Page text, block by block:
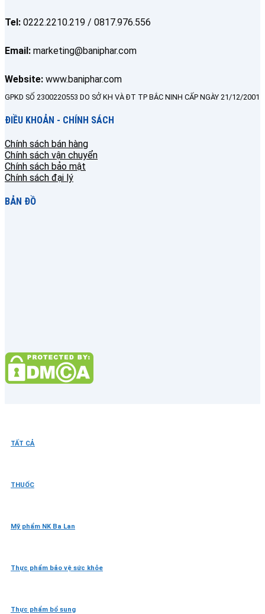
Tel: 0222.2210.219 / 0817.976.556
Email: marketing@baniphar.com
Website: www.baniphar.com
GPKD SỐ 2300220553 DO SỞ KH VÀ ĐT TP BẮC NINH CẤP NGÀY 21/12/2001
ĐIỀU KHOẢN - CHÍNH SÁCH
Chính sách bán hàng
Chính sách vận chuyển
Chính sách bảo mật
Chính sách đại lý
BẢN ĐỒ
TẤT CẢ
THUỐC
Mỹ phẩm NK Ba Lan
Thực phẩm bảo vệ sức khỏe
Thực phẩm bổ sung